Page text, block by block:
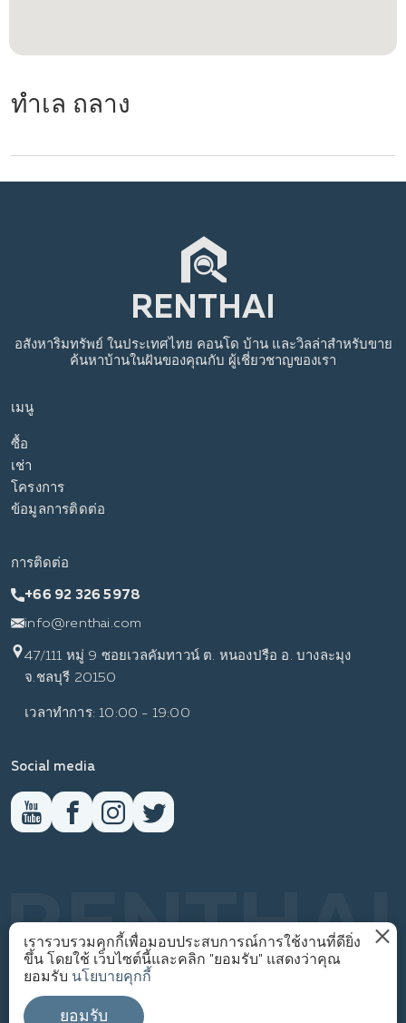
ทำเล ถลาง
เมนู
ซื้อ
เช่า
โครงการ
ข้อมูลการติดต่อ
อสังหาริมทรัพย์ ในประเทศไทย คอนโด บ้าน และวิลล่าสำหรับขาย
ค้นหาบ้านในฝันของคุณกับ ผู้เชี่ยวชาญของเรา
การติดต่อ
+66 92 326 5978
info@renthai.com
47/111 หมู่ 9 ซอยเวลคัมทาวน์ ต. หนองปรือ อ. บางละมุง
จ.ชลบุรี 20150
เวลาทำการ: 10:00 - 19:00
Social media
RENTHAI
นโยบายความเป็นส่วนตัว
เรารวบรวมคุกกี้เพื่อมอบประสบการณ์การใช้งานที่ดียิ่ง
ขึ้น โดยใช้ เว็บไซต์นี้และคลิก "ยอมรับ" แสดงว่าคุณ
ยอมรับ นโยบายคุกกี้
ยอมรับ